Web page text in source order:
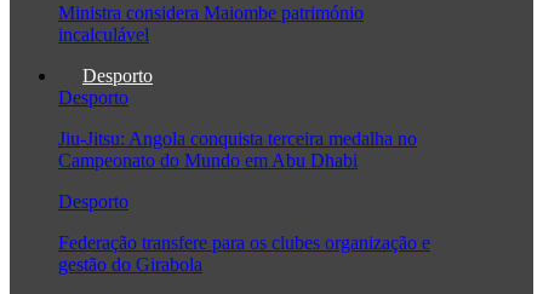
Ministra considera Maiombe património
incalculável
Desporto
Desporto
Jiu-Jitsu: Angola conquista terceira medalha no
Campeonato do Mundo em Abu Dhabi
Desporto
Federação transfere para os clubes organização e
gestão do Girabola